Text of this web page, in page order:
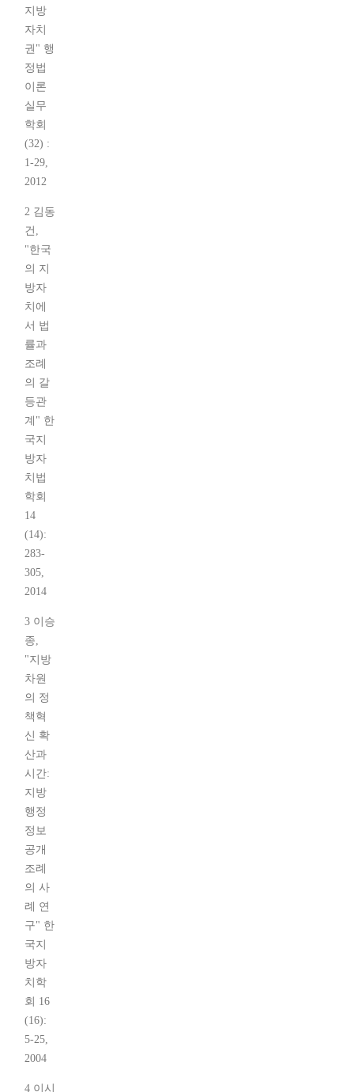
지방
자치
권" 행
정법
이론
실무
학회
(32) :
1-29,
2012
2 김동
건,
"한국
의 지
방자
치에
서 법
률과
조례
의 갈
등관
계" 한
국지
방자
치법
학회
14
(14):
283-
305,
2014
3 이승
종,
"지방
차원
의 정
책혁
신 확
산과
시간:
지방
행정
정보
공개
조례
의 사
례 연
구" 한
국지
방자
치학
회 16
(16):
5-25,
2004
4 이시